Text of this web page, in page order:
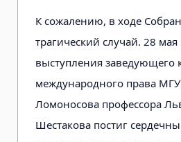
К сожалению, в ходе
трагический случай. 28
выступления заведующего
международного права
Ломоносова профессора
Шестакова постиг